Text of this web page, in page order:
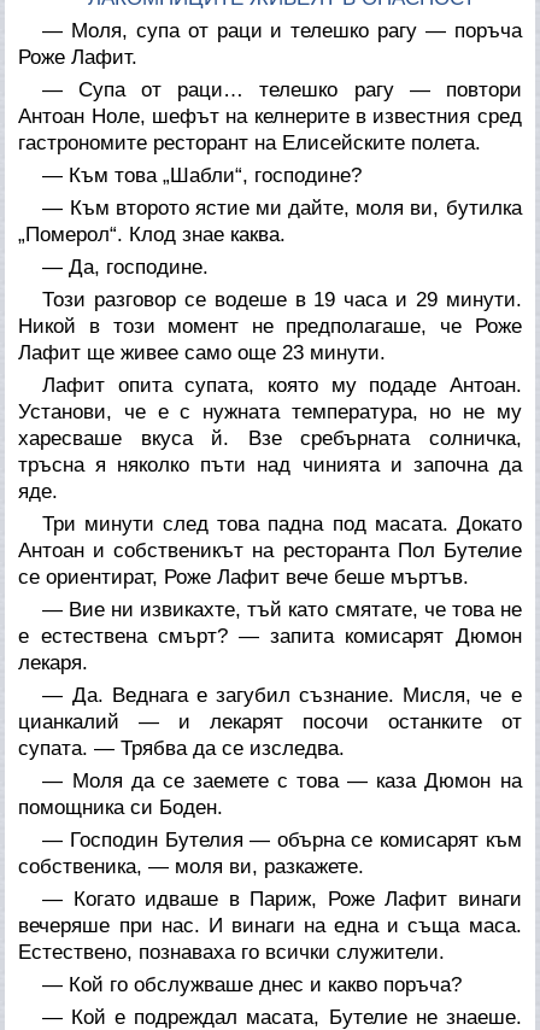
— Моля, супа от раци и телешко рагу — поръча
Роже Лафит.
— Супа от раци… телешко рагу — повтори
Антоан Ноле, шефът на келнерите в известния сред
гастрономите ресторант на Елисейските полета.
— Към това „Шабли“, господине?
— Към второто ястие ми дайте, моля ви, бутилка
„Померол“. Клод знае каква.
— Да, господине.
Този разговор се водеше в 19 часа и 29 минути.
Никой в този момент не предполагаше, че Роже
Лафит ще живее само още 23 минути.
Лафит опита супата, която му подаде Антоан.
Установи, че е с нужната температура, но не му
харесваше вкуса й. Взе сребърната солничка,
тръсна я няколко пъти над чинията и започна да
яде.
Три минути след това падна под масата. Докато
Антоан и собственикът на ресторанта Пол Бутелие
се ориентират, Роже Лафит вече беше мъртъв.
— Вие ни извикахте, тъй като смятате, че това не
е естествена смърт? — запита комисарят Дюмон
лекаря.
— Да. Веднага е загубил съзнание. Мисля, че е
цианкалий — и лекарят посочи останките от
супата. — Трябва да се изследва.
— Моля да се заемете с това — каза Дюмон на
помощника си Боден.
— Господин Бутелия — обърна се комисарят към
собственика, — моля ви, разкажете.
— Когато идваше в Париж, Роже Лафит винаги
вечеряше при нас. И винаги на една и съща маса.
Естествено, познаваха го всички служители.
— Кой го обслужваше днес и какво поръча?
— Кой е подреждал масата, Бутелие не знаеше.